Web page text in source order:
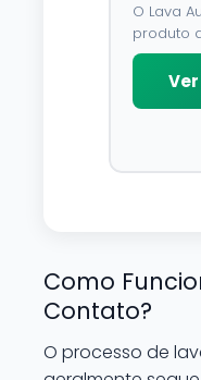
O Lava
produto
para
Por
Como
Contato?
O processo de